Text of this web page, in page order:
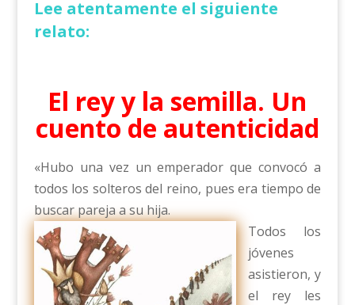
Lee atentamente el siguiente
relato:
El rey y la semilla. Un
cuento de autenticidad
«Hubo una vez un emperador que convocó a
todos los solteros del reino, pues era tiempo de
buscar pareja a su hija.
Todos los
jóvenes
asistieron, y
el rey les